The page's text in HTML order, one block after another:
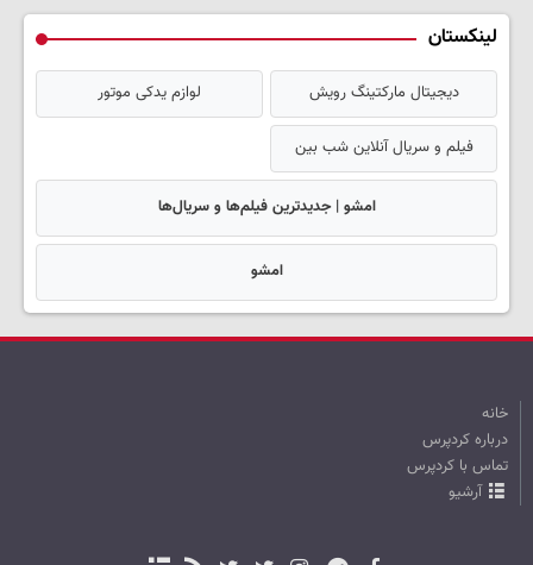
لینکستان
دیجیتال مارکتینگ رویش لوازم یدکی موتور
فیلم و سریال آنلاین شب بین
امشو | جدیدترین فیلم‌ها و سریال‌ها
امشو
خانه
درباره کردپرس
تماس با کردپرس
آرشیو